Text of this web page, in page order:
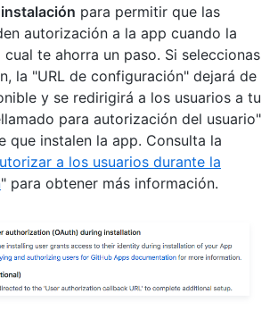
para permitir que las
autorización a la app cuando la
cual te ahorra un paso. Si seleccionas
la "URL de configuración" dejará de
y se redirigirá a los usuarios a tu
para autorización del usuario"
que instalen la app. Consulta la
a los usuarios durante la
" para obtener más información.